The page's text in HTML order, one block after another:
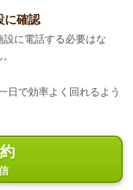
に確認
に電話する必要はな
日で効率よく回れるよう